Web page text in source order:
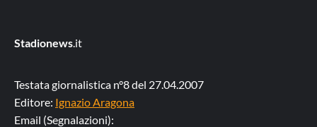
Stadionews.it
Testata giornalistica n°8 del 27.04.2007
Editore: Ignazio Aragona
Email (Segnalazioni):